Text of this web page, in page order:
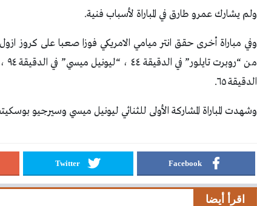
ولم يشارك عمرو طارق في المباراة لأسباب فنية.
وفي مباراة أخرى حقق انتر ميامي الامريكي فوزا صعبا على كروز
الدقيقة ٦٥.
وشهدت المباراة المشاركة الأولى للثنائي ليونيل ميسي وسيرجيو
Facebook
Twitter
اقرأ أيضا